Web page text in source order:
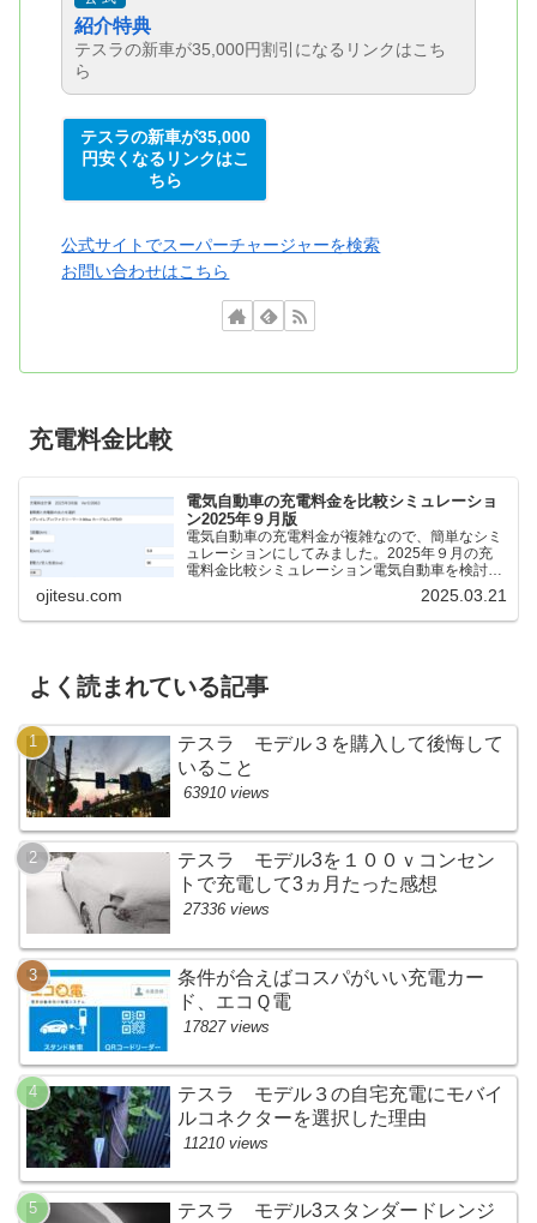
紹介特典
テスラの新車が35,000円割引になるリンクはこち
ら
テスラの新車が35,000
円安くなるリンクはこ
ちら
公式サイトでスーパーチャージャーを検索
お問い合わせはこちら
充電料金比較
電気自動車の充電料金を比較シミュレーショ
ン2025年９月版
電気自動車の充電料金が複雑なので、簡単なシミ
ュレーションにしてみました。2025年９月の充
電料金比較シミュレーション電気自動車を検討し
ているけれど、どの充電器が料金が安いのか、時
間がどれくらいかかるのかを比較したいが、よく
わからないと思いま...
ojitesu.com 2025.03.21
よく読まれている記事
テスラ モデル３を購入して後悔して
いること
63910 views
テスラ モデル3を１００ｖコンセン
トで充電して3ヵ月たった感想
27336 views
条件が合えばコスパがいい充電カー
ド、エコＱ電
17827 views
テスラ モデル３の自宅充電にモバイ
ルコネクターを選択した理由
11210 views
テスラ モデル3スタンダードレンジ